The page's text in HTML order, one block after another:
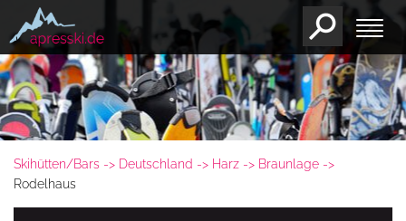
Skihütten/Bars Deutschland Harz
Braunlage
Rodelhaus